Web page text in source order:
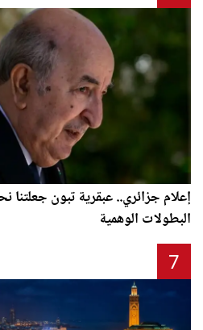
إعلام جزائري.. عبقرية تبون جعلتنا
البطولات الوهمية
7